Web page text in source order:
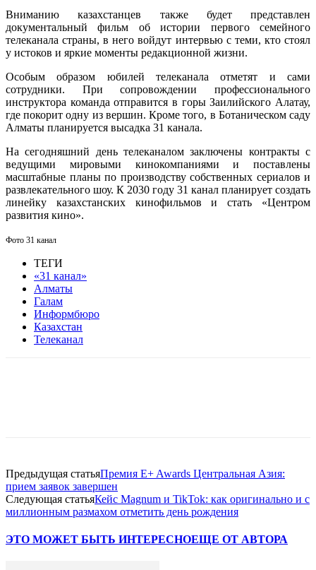
Вниманию казахстанцев также будет представлен
документальный фильм об истории первого семейного
телеканала страны, в него войдут интервью с теми, кто стоял
у истоков и яркие моменты редакционной жизни.
Особым образом юбилей телеканала отметят и сами
сотрудники. При сопровождении профессионального
инструктора команда отправится в горы Заилийского Алатау,
где покорит одну из вершин. Кроме того, в Ботаническом саду
Алматы планируется высадка 31 канала.
На сегодняшний день телеканалом заключены контракты с
ведущими мировыми кинокомпаниями и поставлены
масштабные планы по производству собственных сериалов и
развлекательного шоу. К 2030 году 31 канал планирует создать
линейку казахстанских кинофильмов и стать «Центром
развития кино».
Фото 31 канал
ТЕГИ
«31 канал»
Алматы
Галам
Информбюро
Казахстан
Телеканал
Предыдущая статьяПремия E+ Awards Центральная Азия:
прием заявок завершен
Следующая статьяКейс Magnum и TikTok: как оригинально и с
миллионным размахом отметить день рождения
ЭТО МОЖЕТ БЫТЬ ИНТЕРЕСНОЕЩЕ ОТ АВТОРА